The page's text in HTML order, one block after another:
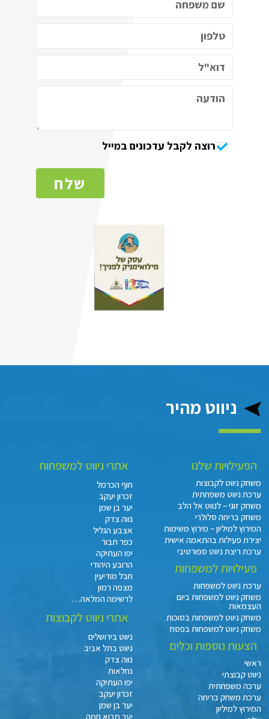
רוצה לקבל עדכונים במייל
שלח
ניווט מהיר
הפעילויות שלנו
משחק ניווט לקבוצות
ערכת ניווט משפחתית
משחק זוגי – לנווט אל הלב
משחק בריחה סלולרי
המירוץ למיליון – מירוץ משימות
יצירת פעילות בהתאמה אישית
ערכת ריצת ניווט ספורטיבי
פעילויות למשפחות
ערכת ניווט למשפחות
משחק ניווט למשפחות ביום
העצמאות
משחק ניווט למשפחות בסוכות
משחק ניווט למשפחות בפסח
הצעות נוספות וכלים
ראשי
ניווט קבוצתי
ערכה משפחתית
ערכת משחק בריחה
המירוץ למיליון
אתרי ניווט למשפחות
חוף הכרמל
זכרון יעקב
יער בן שמן
נווה צדק
אצבע הגליל
כפר תבור
יפו העתיקה
הרובע היהודי
חבל מודיעין
מצפה רמון
לרשימה המלאה…
אתרי ניווט לקבוצות
ניווט בירושלים
ניווט בתל אביב
נווה צדק
נחלאות
יפו העתיקה
זכרון יעקב
יער בן שמן
יער מבוא חמה